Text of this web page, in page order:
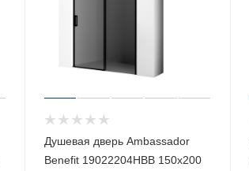
Душевая дверь Ambassador
Benefit 19022204HBB 150х200